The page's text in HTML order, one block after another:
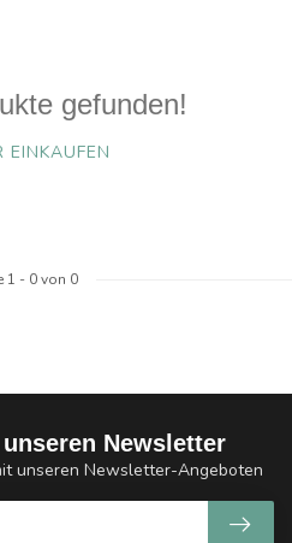
gefunden!
EINKAUFEN
1 - 0von 0
Newsletter
unseren Newsletter-Angeboten